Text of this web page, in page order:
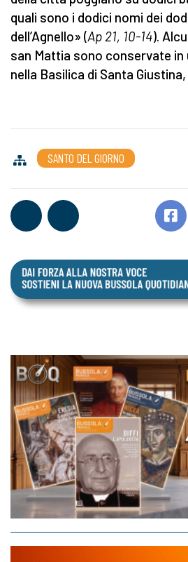
quali sono i dodici nomi dei
dell’Agnello» (Ap 21, 10-14).
san Mattia sono conservate in
nella Basilica di Santa
SANTO DEL GIORNO